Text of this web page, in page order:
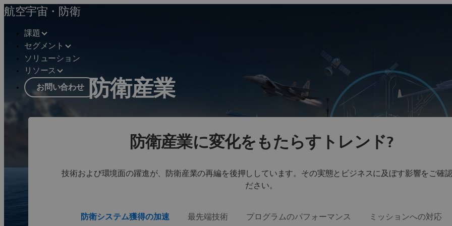
航空宇宙・防衛
課題
セグメント
ソリューション
リソース
お問い合わせ 防衛産業
ソリューションを見る
防衛産業に変化をもたらすトレンド?
技術および環境面の躍進が、防衛産業の再編を後押ししています。その実態とビジネスに及ぼす影響をご確
ださい。
防衛システム獲得の加速 最先端技術 プログラムのパフォーマンス ミッションへの対応